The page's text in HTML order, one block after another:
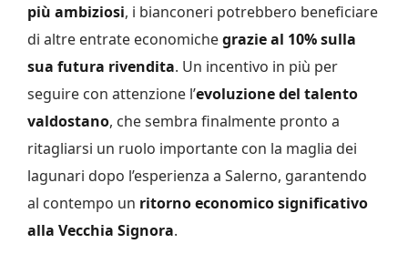
più ambiziosi, i bianconeri potrebbero beneficiare
di altre entrate economichegrazie al 10% sulla
sua futura rivendita. Un incentivo in più per
seguire con attenzione l’evoluzione del talento
valdostano, che sembra finalmente pronto a
ritagliarsi un ruolo importante con la maglia dei
lagunari dopo l’esperienza a Salerno, garantendo
al contempo un ritorno economico significativo
alla Vecchia Signora.